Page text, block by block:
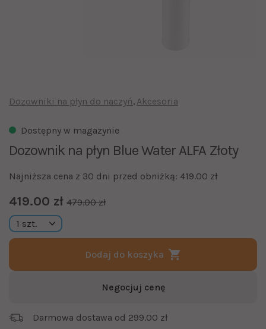
Dozowniki na płyn do naczyń Akcesoria
Dostępny w magazynie
Dozownik na płyn Blue Water ALFA Złoty
Najniższa cena z 30 dni przed obniżką: 419.00 zł
419.00 zł 479.00 zł
Dodaj do koszyka
Negocjuj cenę
Darmowa dostawa od 299.00 zł